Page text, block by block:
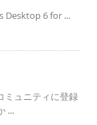
Desktop 6 for ...
ミュニティに登録
...